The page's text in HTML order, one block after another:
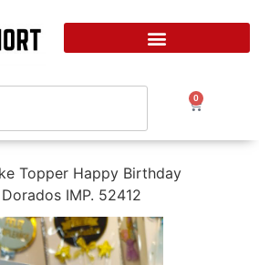
0
Topper Happy Birthday
IMP. 52412